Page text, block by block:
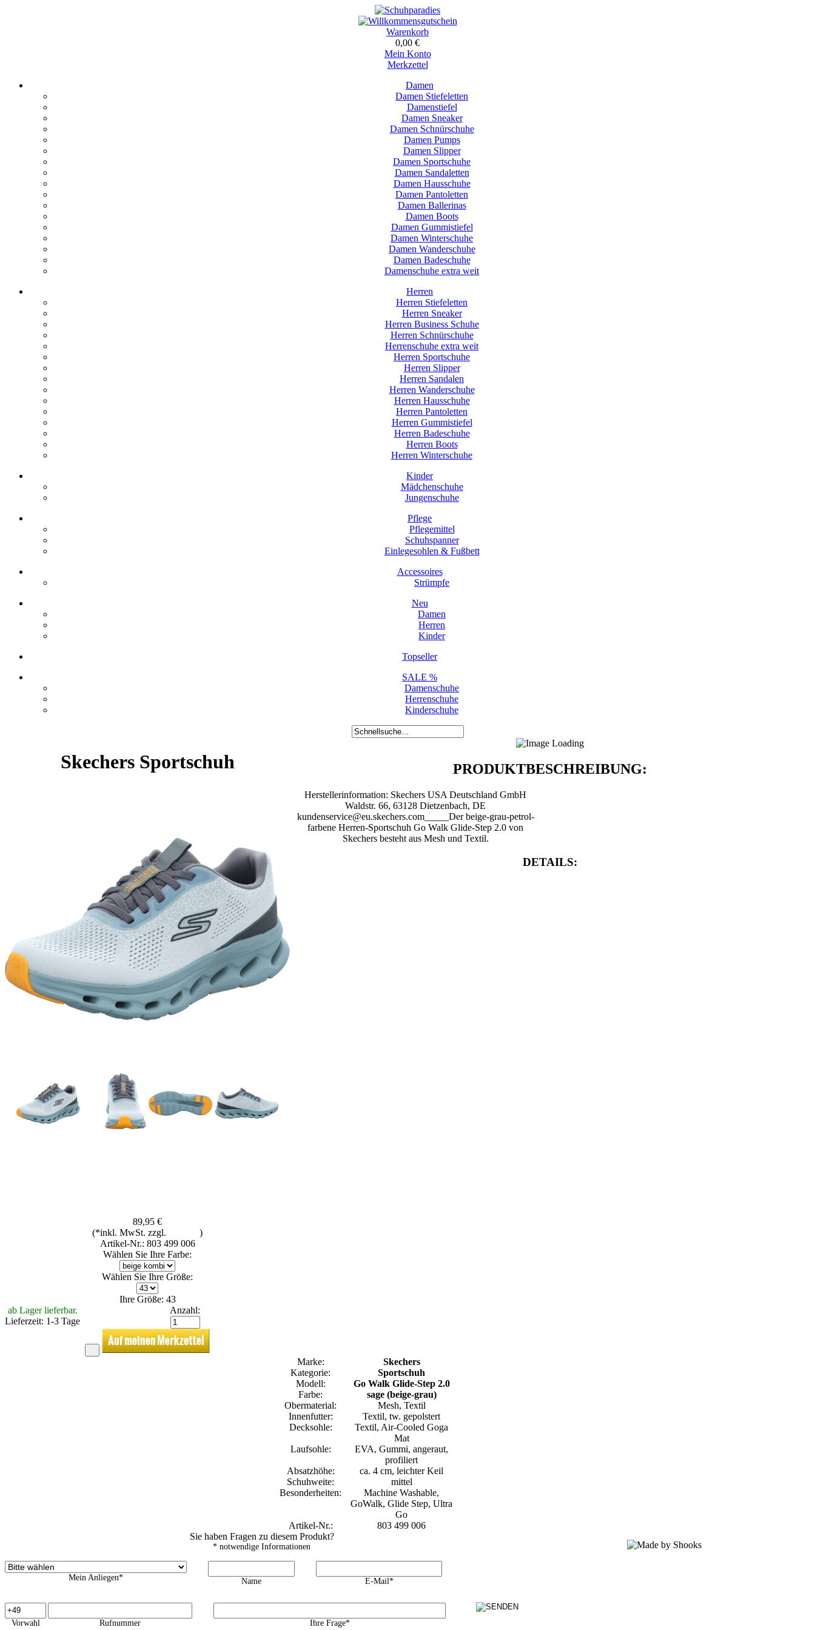
Warenkorb
0,00 €
Mein Konto
Merkzettel
Damen
Damen Stiefeletten
Damenstiefel
Damen Sneaker
Damen Schnürschuhe
Damen Pumps
Damen Slipper
Damen Sportschuhe
Damen Sandaletten
Damen Hausschuhe
Damen Pantoletten
Damen Ballerinas
Damen Boots
Damen Gummistiefel
Damen Winterschuhe
Damen Wanderschuhe
Damen Badeschuhe
Damenschuhe extra weit
Herren
Herren Stiefeletten
Herren Sneaker
Herren Business Schuhe
Herren Schnürschuhe
Herrenschuhe extra weit
Herren Sportschuhe
Herren Slipper
Herren Sandalen
Herren Wanderschuhe
Herren Hausschuhe
Herren Pantoletten
Herren Gummistiefel
Herren Badeschuhe
Herren Boots
Herren Winterschuhe
Kinder
Mädchenschuhe
Jungenschuhe
Pflege
Pflegemittel
Schuhspanner
Einlegesohlen & Fußbett
Accessoires
Strümpfe
Neu
Damen
Herren
Kinder
Topseller
SALE %
Damenschuhe
Herrenschuhe
Kinderschuhe
Skechers Sportschuh
89,95 €
(*inkl. MwSt. zzgl.
)
Artikel-Nr.: 803 499 006
Wählen Sie Ihre Farbe:
Wählen Sie Ihre Größe:
Ihre Größe: 43
ab Lager lieferbar.
Lieferzeit: 1-3 Tage
Anzahl:
PRODUKTBESCHREIBUNG:
Herstellerinformation: Skechers USA Deutschland GmbH
Waldstr. 66, 63128 Dietzenbach, DE
kundenservice@eu.skechers.com_____Der beige-grau-petrol-
farbene Herren-Sportschuh Go Walk Glide-Step 2.0 von
Skechers besteht aus Mesh und Textil.
DETAILS:
Marke:
Skechers
Kategorie:
Sportschuh
Modell:
Go Walk Glide-Step 2.0
Farbe:
sage (beige-grau)
Obermaterial:
Mesh, Textil
Innenfutter:
Textil, tw. gepolstert
Decksohle:
Textil, Air-Cooled Goga
Mat
Laufsohle:
EVA, Gummi, angeraut,
profiliert
Absatzhöhe:
ca. 4 cm, leichter Keil
Schuhweite:
mittel
Besonderheiten:
Machine Washable,
GoWalk, Glide Step, Ultra
Go
Artikel-Nr.:
803 499 006
Sie haben Fragen zu diesem Produkt?
* notwendige Informationen
Mein Anliegen* Name E-Mail*
Vorwahl Rufnummer Ihre Frage*